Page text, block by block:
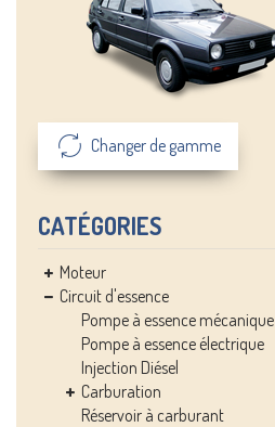
Changer de gamme
CATÉGORIES
Moteur
Circuit d'essence
Pompe à essence mécanique
Pompe à essence électrique
Injection Diésel
Carburation
Réservoir à carburant